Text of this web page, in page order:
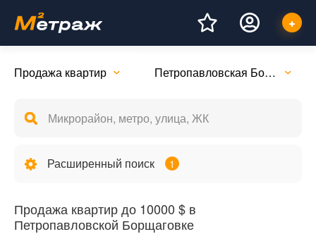
Продажа квартир Петропавловская Борщаговка
Расширенный поиск 1
Продажа квартир до 10000 $ в
Петропавловской Борщаговке